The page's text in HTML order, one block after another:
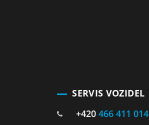
SERVIS VOZIDEL
+420 466 411 014